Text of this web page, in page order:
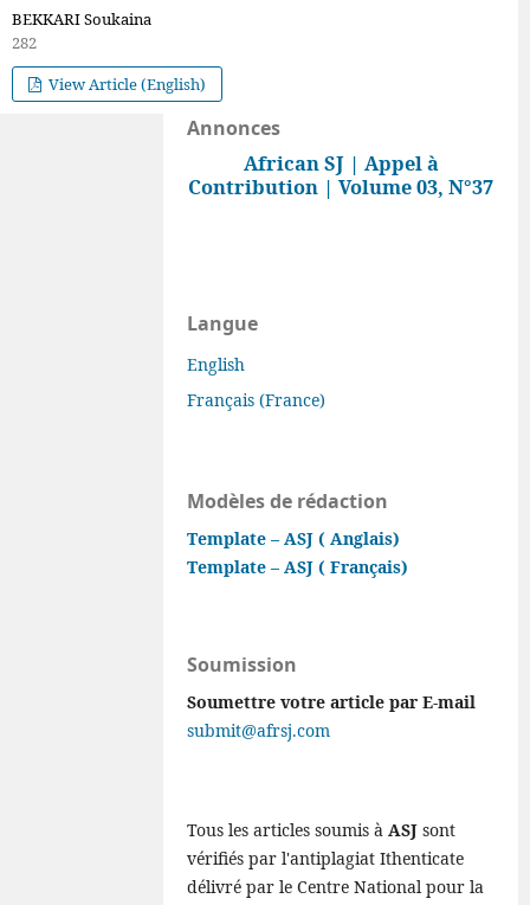
BEKKARI Soukaina
282
View Article (English)
Annonces
African SJ | Appel à
Contribution | Volume 03, N°37
Langue
English
Français (France)
Modèles de rédaction
Template – ASJ ( Anglais)
Template – ASJ ( Français)
Soumission
Soumettre votre article par E-mail
submit@afrsj.com
Tous les articles soumis àASJ sont
vérifiés par l'antiplagiat Ithenticate
délivré par le Centre National pour la